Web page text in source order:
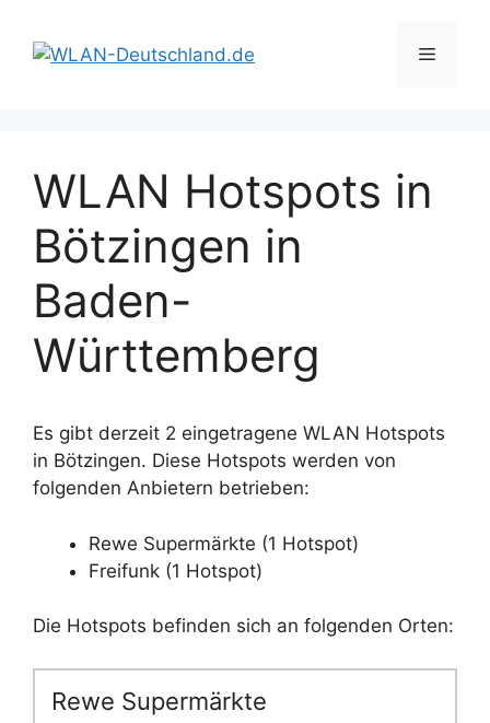
Inhalt
springen
Menü
WLAN Hotspots in
Bötzingen in
Baden-
Württemberg
Es gibt derzeit 2 eingetragene WLAN Hotspots
in Bötzingen. Diese Hotspots werden von
folgenden Anbietern betrieben:
Rewe Supermärkte (1 Hotspot)
Freifunk (1 Hotspot)
Die Hotspots befinden sich an folgenden Orten:
Rewe Supermärkte